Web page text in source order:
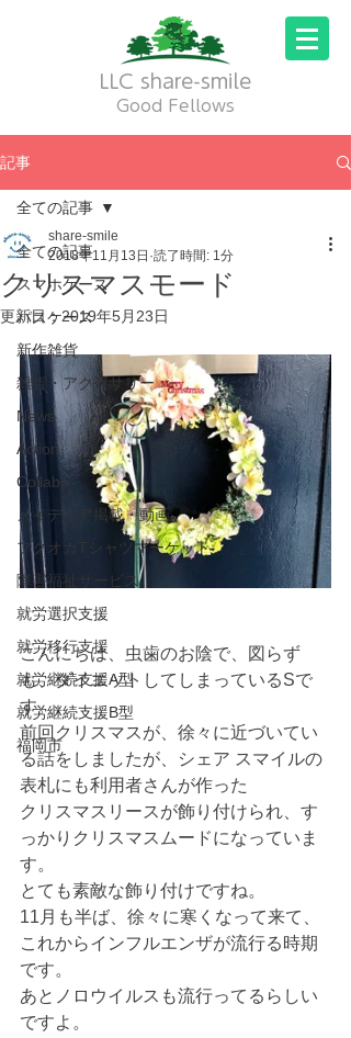
LLC share-smile
Good Fellows
記事
全ての記事
スマホケース
パスケース
新作雑貨
雑貨・アクセサリー
News
Action
Collabo
メイディア掲載・動画
フクオカTシャツマーケット
障害福祉サービス
就労選択支援
就労移行支援
就労継続支援A型
就労継続支援B型
福岡市
全ての記事
クリスマスモード
share-smile
2018年11月13日 読了時間: 1分
更新日：2019年5月23日
こんにちは、虫歯のお陰で、図らず
も、ダイエットしてしまっているSで
す。
前回クリスマスが、徐々に近づいてい
る話をしましたが、シェア スマイルの
表札にも利用者さんが作った
クリスマスリースが飾り付けられ、す
っかりクリスマスムードになっていま
す。
とても素敵な飾り付けですね。
11月も半ば、徐々に寒くなって来て、
これからインフルエンザが流行る時期
です。
あとノロウイルスも流行ってるらしい
ですよ。